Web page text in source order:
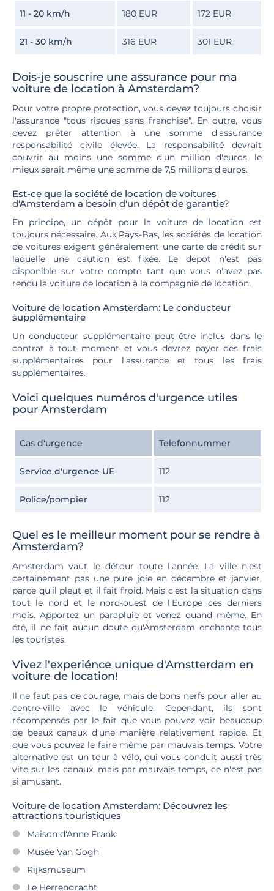
11 - 20 km/h 180 EUR 172 EUR
21 - 30 km/h 316 EUR 301 EUR
Dois-je souscrire une assurance pour ma
voiture de location à Amsterdam?
Pour votre propre protection, vous devez toujours choisir
l'assurance "tous risques sans franchise". En outre, vous
devez prêter attention à une somme d'assurance
responsabilité civile élevée. La responsabilité devrait
couvrir au moins une somme d'un million d'euros, le
mieux serait même une somme de 7,5 millions d'euros.
Est-ce que la société de location de voitures
d'Amsterdam a besoin d'un dépôt de garantie?
En principe, un dépôt pour la voiture de location est
toujours nécessaire. Aux Pays-Bas, les sociétés de location
de voitures exigent généralement une carte de crédit sur
laquelle une caution est fixée. Le dépôt n'est pas
disponible sur votre compte tant que vous n'avez pas
rendu la voiture de location à la compagnie de location.
Voiture de location Amsterdam: Le conducteur
supplémentaire
Un conducteur supplémentaire peut être inclus dans le
contrat à tout moment et vous devrez payer des frais
supplémentaires pour l'assurance et tous les frais
supplémentaires.
Voici quelques numéros d'urgence utiles
pour Amsterdam
Cas d'urgence Telefonnummer
Service d'urgence UE 112
Police/pompier 112
Quel es le meilleur moment pour se rendre à
Amsterdam?
Amsterdam vaut le détour toute l'année. La ville n'est
certainement pas une pure joie en décembre et janvier,
parce qu'il pleut et il fait froid. Mais c'est la situation dans
tout le nord et le nord-ouest de l'Europe ces derniers
mois. Apportez un parapluie et venez quand même. En
été, il ne fait aucun doute qu'Amsterdam enchante tous
les touristes.
Vivez l'experiénce unique d'Amstterdam en
voiture de location!
Il ne faut pas de courage, mais de bons nerfs pour aller au
centre-ville avec le véhicule. Cependant, ils sont
récompensés par le fait que vous pouvez voir beaucoup
de beaux canaux d'une manière relativement rapide. Et
que vous pouvez le faire même par mauvais temps. Votre
alternative est un tour à vélo, qui vous conduit aussi très
vite sur les canaux, mais par mauvais temps, ce n'est pas
si amusant.
Voiture de location Amsterdam: Découvrez les
attractions touristiques
Maison d'Anne Frank
Musée Van Gogh
Rijksmuseum
Le Herrengracht